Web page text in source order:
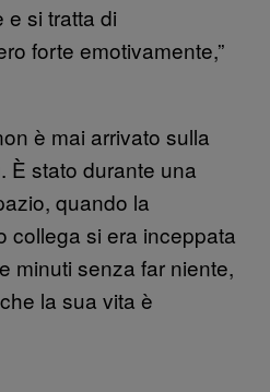
e si tratta di
forte emotivamente,”
è mai arrivato sulla
È stato durante una
quando la
collega si era inceppata
minuti senza far niente,
la sua vita è